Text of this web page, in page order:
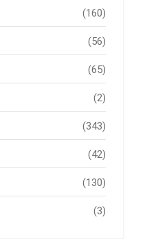
(160)
(56)
(65)
(2)
(343)
(42)
(130)
(3)